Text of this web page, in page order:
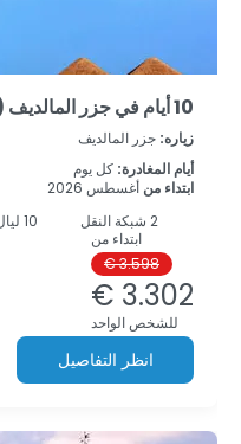
10 أيام في جزر المالديف (رحلة + فندق)
زياره: جزر المالديف
أيام المغادرة: كل يوم
ابتداء من أغسطس 2026
2
شبكة النقل
ابتداء من
3.598 €
3.302 €
للشخص الواحد
انظر التفاصيل